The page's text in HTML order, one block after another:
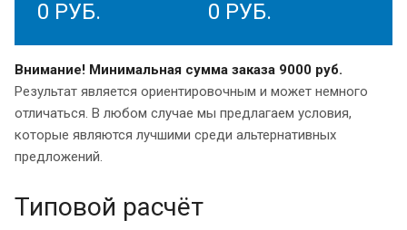
0 РУБ. 0 РУБ.
Внимание! Минимальная сумма заказа 9000 руб.
Результат является ориентировочным и может немного
отличаться. В любом случае мы предлагаем условия,
которые являются лучшими среди альтернативных
предложений.
Типовой расчёт